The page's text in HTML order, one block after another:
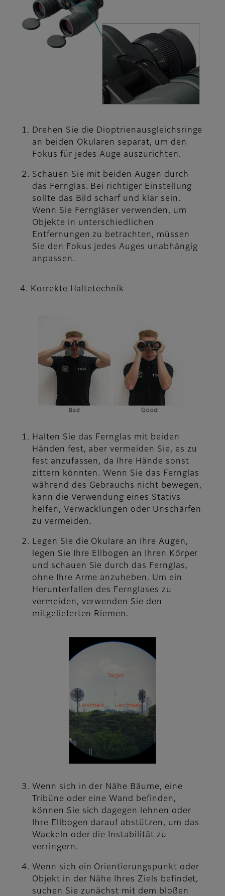
Drehen Sie die Dioptrienausgleichsringe
an beiden Okularen separat, um den
Fokus für jedes Auge auszurichten.
Schauen Sie mit beiden Augen durch
das Fernglas. Bei richtiger Einstellung
sollte das Bild scharf und klar sein.
Wenn Sie Ferngläser verwenden, um
Objekte in unterschiedlichen
Entfernungen zu betrachten, müssen
Sie den Fokus jedes Auges unabhängig
anpassen.
4. Korrekte Haltetechnik
Halten Sie das Fernglas mit beiden
Händen fest, aber vermeiden Sie, es zu
fest anzufassen, da Ihre Hände sonst
zittern könnten. Wenn Sie das Fernglas
während des Gebrauchs nicht bewegen,
kann die Verwendung eines Stativs
helfen, Verwacklungen oder Unschärfen
zu vermeiden.
Legen Sie die Okulare an Ihre Augen,
legen Sie Ihre Ellbogen an Ihren Körper
und schauen Sie durch das Fernglas,
ohne Ihre Arme anzuheben. Um ein
Herunterfallen des Fernglases zu
vermeiden, verwenden Sie den
mitgelieferten Riemen.
Wenn sich in der Nähe Bäume, eine
Tribüne oder eine Wand befinden,
können Sie sich dagegen lehnen oder
Ihre Ellbogen darauf abstützen, um das
Wackeln oder die Instabilität zu
verringern.
Wenn sich ein Orientierungspunkt oder
Objekt in der Nähe Ihres Ziels befindet,
suchen Sie zunächst mit dem bloßen